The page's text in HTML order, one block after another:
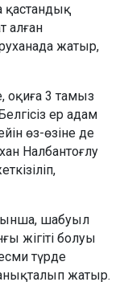
қастандық
алған
жатыр,
оқиға 3 тамыз
ер адам
өз-өзіне де
Налбантоғлу
шабуыл
жігіті болуы
түрде
жатыр.